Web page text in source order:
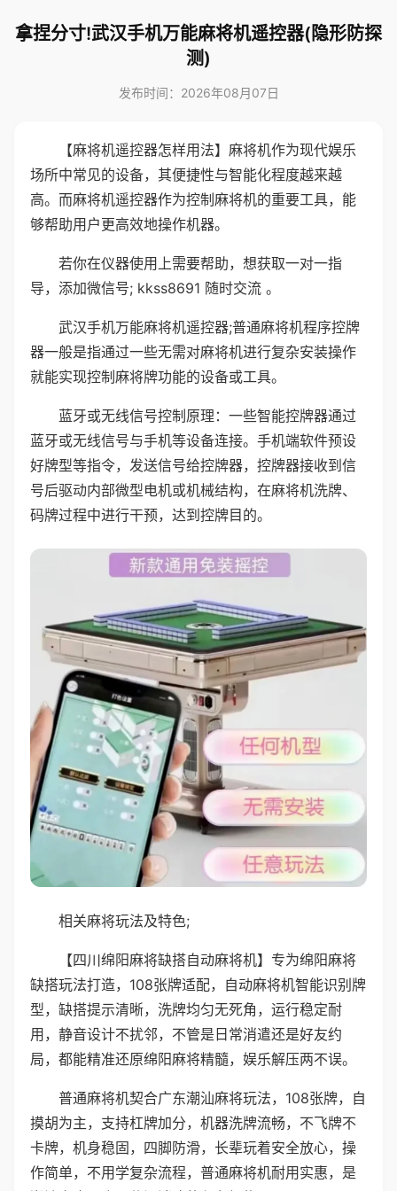
拿捏分寸!武汉手机万能麻将机遥控器(隐形防探
测)
发布时间：2026年08月07日
【麻将机遥控器怎样用法】麻将机作为现代娱乐
场所中常见的设备，其便捷性与智能化程度越来越
高。而麻将机遥控器作为控制麻将机的重要工具，能
够帮助用户更高效地操作机器。
若你在仪器使用上需要帮助，想获取一对一指
导，添加微信号; kkss8691 随时交流 。
武汉手机万能麻将机遥控器;普通麻将机程序控牌
器一般是指通过一些无需对麻将机进行复杂安装操作
就能实现控制麻将牌功能的设备或工具。
蓝牙或无线信号控制原理：一些智能控牌器通过
蓝牙或无线信号与手机等设备连接。手机端软件预设
好牌型等指令，发送信号给控牌器，控牌器接收到信
号后驱动内部微型电机或机械结构，在麻将机洗牌、
码牌过程中进行干预，达到控牌目的。
相关麻将玩法及特色;
【四川绵阳麻将缺搭自动麻将机】专为绵阳麻将
缺搭玩法打造，108张牌适配，自动麻将机智能识别牌
型，缺搭提示清晰，洗牌均匀无死角，运行稳定耐
用，静音设计不扰邻，不管是日常消遣还是好友约
局，都能精准还原绵阳麻将精髓，娱乐解压两不误。
普通麻将机契合广东潮汕麻将玩法，108张牌，自
摸胡为主，支持杠牌加分，机器洗牌流畅，不飞牌不
卡牌，机身稳固，四脚防滑，长辈玩着安全放心，操
作简单，不用学复杂流程，普通麻将机耐用实惠，是